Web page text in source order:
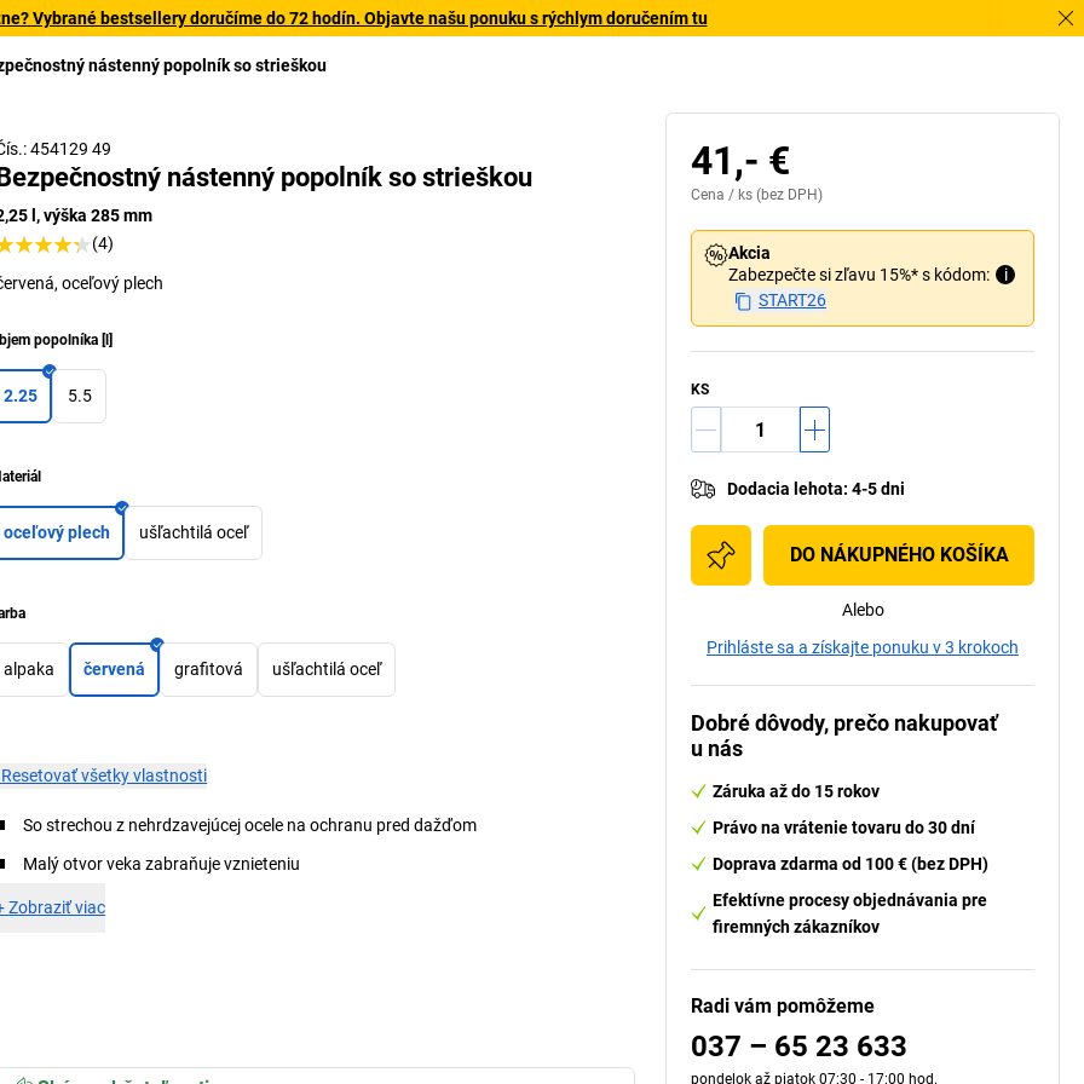
Vybrané bestsellery doručíme do 72 hodín. Objavte našu ponuku s rýchlym doručením tu
nástenný popolník so strieškou
454129 49
nástenný popolník so strieškou
l, výška 285 mm
(4)
oceľový plech
popolníka [l]
2.25 5.5
oceľový plech ušľachtilá oceľ
alpaka červená grafitová ušľachtilá oceľ
Resetovať všetky vlastnosti
So strechou z nehrdzavejúcej ocele na ochranu pred dažďom
Malý otvor veka zabraňuje vznieteniu
Zobraziť viac
Praktické, bezproblémové vyklápacie vyprázdňovanie
41,- €
Cena / ks (bez DPH)
Akcia
Zabezpečte si zľavu 15%* s kódom:
i
START26
KS
Dodacia lehota: 4-5 dni
DO NÁKUPNÉHO KOŠÍKA
Alebo
Prihláste sa a získajte ponuku v 3 krokoch
Dobré dôvody, prečo nakupovať
u nás
Záruka až do 15 rokov
Právo na vrátenie tovaru do 30 dní
Doprava zdarma od 100 € (bez DPH)
Efektívne procesy objednávania pre
firemných zákazníkov
Radi vám pomôžeme
037 – 65 23 633
pondelok až piatok 07:30 - 17:00 hod.